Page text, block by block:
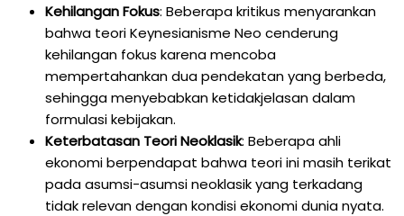
Kehilangan Fokus: Beberapa kritikus menyarankan
bahwa teori Keynesianisme Neo cenderung
kehilangan fokus karena mencoba
mempertahankan dua pendekatan yang berbeda,
sehingga menyebabkan ketidakjelasan dalam
formulasi kebijakan.
Keterbatasan Teori Neoklasik: Beberapa ahli
ekonomi berpendapat bahwa teori ini masih terikat
pada asumsi-asumsi neoklasik yang terkadang
tidak relevan dengan kondisi ekonomi dunia nyata.